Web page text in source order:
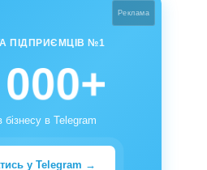
Реклама
ПІДПРИЄМЦІВ №1
бізнесу в Telegram
у Telegram →